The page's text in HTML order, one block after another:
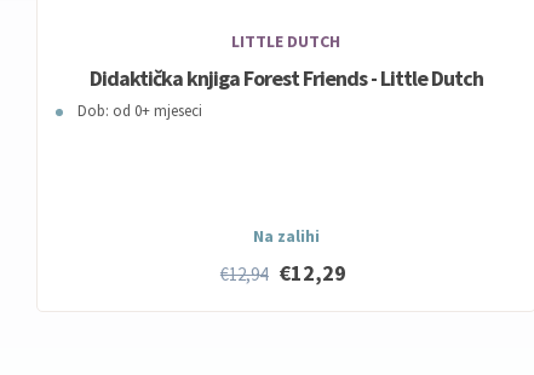
LITTLE DUTCH
Didaktička knjiga Forest Friends - Little Dutch
Dob: od 0+ mjeseci
Na zalihi
€12,94 €12,29